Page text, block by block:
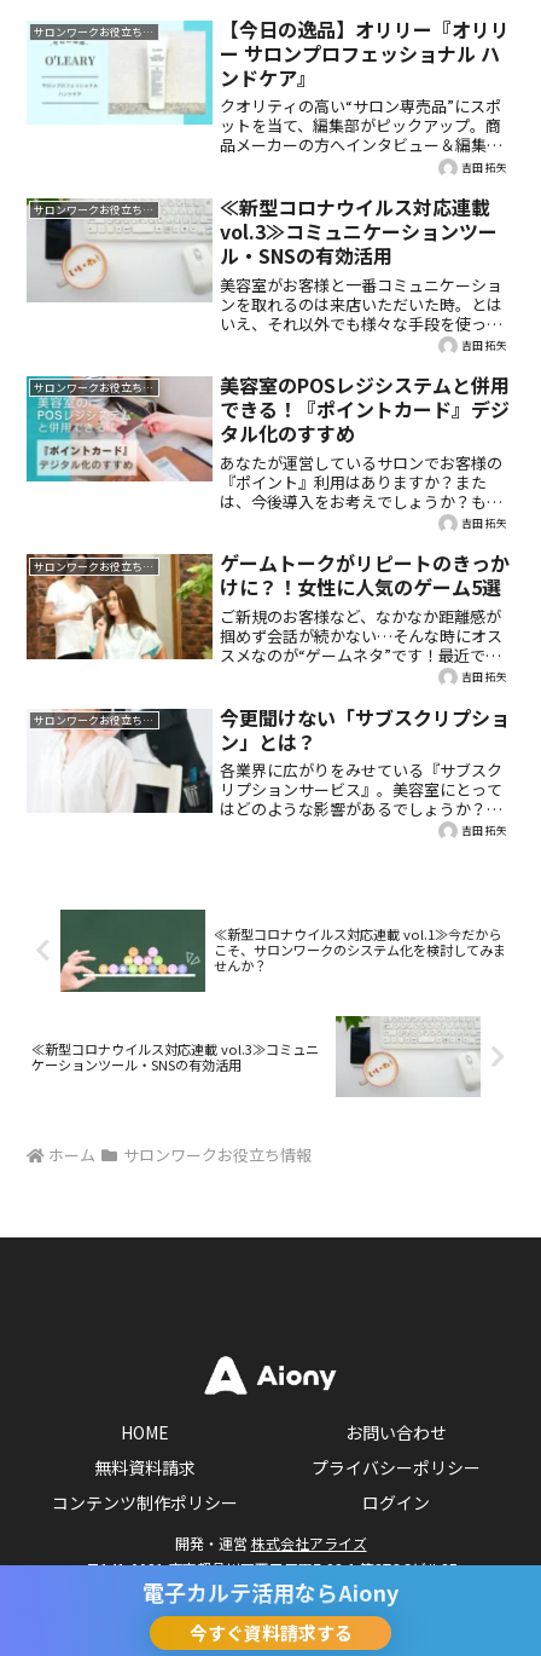
してみよう！」ということで、美髪のた
めに意識して摂りたい食べ物をご紹介し
ます。
サロンワークお役立ち情報
【今日の逸品】オリリー『オリリ
ー サロンプロフェッショナル ハ
ンドケア』
クオリティの高い“サロン専売品”にスポ
ットを当て、編集部がピックアップ。商
品メーカーの方へインタビュー＆編集部
のお試しレビュー付きで、詳しくご紹
プロフェッショナル ハンドケア』です。
吉田 拓矢
サロンワークお役立ち情報
≪新型コロナウイルス対応連載
vol.3≫コミュニケーションツー
ル・SNSの有効活用
美容室がお客様と一番コミュニケーショ
ンを取れるのは来店いただいた時。とは
いえ、それ以外でも様々な手段を使って
コミュニケーションをとる機会はたくさ
ニケーション機会を増やすシステムや、
SNSなどを活用した情報発信について考
えます。
吉田 拓矢
サロンワークお役立ち情報
美容室のPOSレジシステムと併用
できる！『ポイントカード』デジ
タル化のすすめ
あなたが運営しているサロンでお客様の
『ポイント』利用はありますか？また
は、今後導入をお考えでしょうか？もし
これから導入するのであれば、お客様に
カードシステム』を、せっかくならお店
独自でつくってみてはいかがでしょう
か？今回は、IT初心者でも簡単且つコス
トをかけず、今お使いのPOSレジと一緒
に利用・運用できるポイントアプリやシ
ステムをご紹介します。
吉田 拓矢
サロンワークお役立ち情報
ゲームトークがリピートのきっか
けに？！女性に人気のゲーム5選
ご新規のお客様など、なかなか距離感が
掴めず会話が続かない…そんな時にオス
スメなのが“ゲームネタ”です！最近で
は、様々な世界感のゲームが増えの人気
回は女性に人気のゲーム5選をご紹介しま
す。
吉田 拓矢
サロンワークお役立ち情報
今更聞けない「サブスクリプショ
ン」とは？
各業界に広がりをみせている『サブスク
リプションサービス』。美容室にとって
はどのような影響があるでしょうか？実
は美容室でも、集客アップや売上アップ
吉田 拓矢
≪新型コロナウイルス対応連載 vol.1≫今だから
こそ、サロンワークのシステム化を検討してみま
せんか？
≪新型コロナウイルス対応連載 vol.3≫コミュニ
ケーションツール・SNSの有効活用
ホーム サロンワークお役立ち情報
電子カルテ活用ならAiony
今すぐ資料請求する
HOME
お問い合わせ
無料資料請求
プライバシーポリシー
コンテンツ制作ポリシー
ログイン
開発・運営 株式会社アライズ
〒141-0031 東京都品川区西五反田7-23-1 第3TOCビル8F
Copyright © Arise Inc.